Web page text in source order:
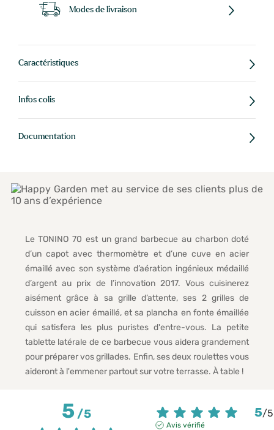
Modes de livraison
Caractéristiques
Infos colis
Documentation
Le TONINO 70 est un grand barbecue au charbon doté
d’un capot avec thermomètre et d’une cuve en acier
émaillé avec son système d’aération ingénieux médaillé
d’argent au prix de l’innovation 2017. Vous cuisinerez
aisément grâce à sa grille d’attente, ses 2 grilles de
cuisson en acier émaillé, et sa plancha en fonte émaillée
qui satisfera les plus puristes d'entre-vous. La petite
tablette latérale de ce barbecue vous aidera grandement
pour préparer vos grillades. Enfin, ses deux roulettes vous
aideront à l'emmener partout sur votre terrasse. À table !
5/5 5/5
Avis vérifié